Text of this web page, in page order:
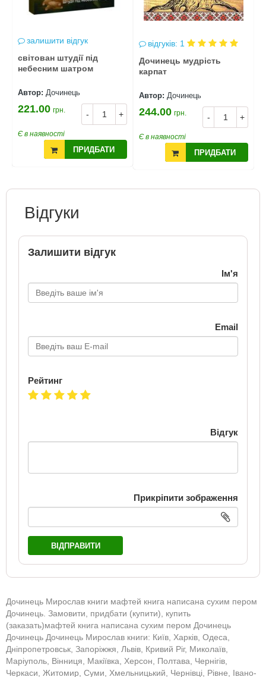
залишити відгук
світован штудії під
небесним шатром
Автор: Дочинець
- +
221.00 грн.
Є в наявності
ПРИДБАТИ
відгуків: 1
Дочинець мудрість
карпат
Автор: Дочинець
- +
244.00 грн.
Є в наявності
ПРИДБАТИ
Відгуки
Залишити відгук
Ім'я
Email
Рейтинг
Відгук
Прикріпити зображення
ВІДПРАВИТИ
Дочинець Мирослав книги мафтей книга написана сухим пером
Дочинець. Замовити, придбати (купити), купить
(заказать)мафтей книга написана сухим пером Дочинець
Дочинець Дочинець Мирослав книги: Київ, Харків, Одеса,
Дніпропетровськ, Запоріжжя, Львів, Кривий Ріг, Миколаїв,
Маріуполь, Вінниця, Макіївка, Херсон, Полтава, Чернігів,
Черкаси, Житомир, Суми, Хмельницький, Чернівці, Рівне, Івано-